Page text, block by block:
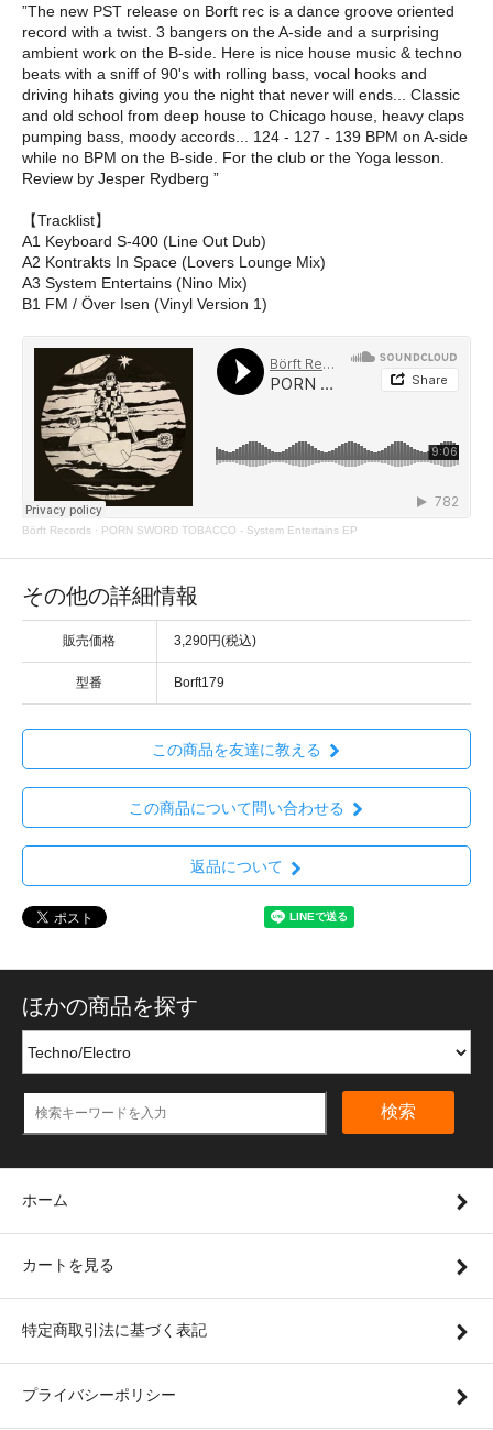
”The new PST release on Borft rec is a dance groove oriented
record with a twist. 3 bangers on the A-side and a surprising
ambient work on the B-side. Here is nice house music & techno
beats with a sniff of 90's with rolling bass, vocal hooks and
driving hihats giving you the night that never will ends... Classic
and old school from deep house to Chicago house, heavy claps
pumping bass, moody accords... 124 - 127 - 139 BPM on A-side
while no BPM on the B-side. For the club or the Yoga lesson.
Review by Jesper Rydberg ”
【Tracklist】
A1 Keyboard S-400 (Line Out Dub)
A2 Kontrakts In Space (Lovers Lounge Mix)
A3 System Entertains (Nino Mix)
B1 FM / Över Isen (Vinyl Version 1)
Börft Records · PORN SWORD TOBACCO - System Entertains EP
その他の詳細情報
販売価格 3,290円(税込)
型番 Borft179
この商品を友達に教える
この商品について問い合わせる
返品について
ほかの商品を探す
検索
ホーム
カートを見る
特定商取引法に基づく表記
プライバシーポリシー